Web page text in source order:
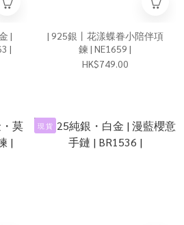
|
|
| 925銀丨花漾蝶眷小陪伴項
鍊 | NE1659 |
HK$749.00
現 貨